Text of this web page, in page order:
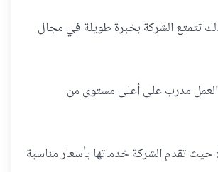
تتمتع الشركة بخبرة طويلة في مجال
العمل مدرب على أعلى مستوى من
حيث تقدم الشركة خدماتها بأسعار مناسبة